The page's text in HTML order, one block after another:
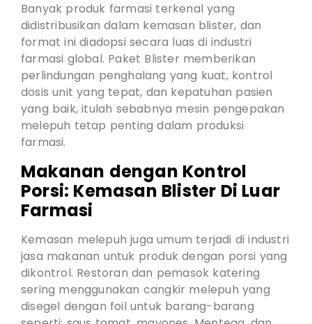
Banyak produk farmasi terkenal yang
didistribusikan dalam kemasan blister, dan
format ini diadopsi secara luas di industri
farmasi global. Paket Blister memberikan
perlindungan penghalang yang kuat, kontrol
dosis unit yang tepat, dan kepatuhan pasien
yang baik, itulah sebabnya mesin pengepakan
melepuh tetap penting dalam produksi
farmasi.
Makanan dengan Kontrol
Porsi: Kemasan Blister Di Luar
Farmasi
Kemasan melepuh juga umum terjadi di industri
jasa makanan untuk produk dengan porsi yang
dikontrol. Restoran dan pemasok katering
sering menggunakan cangkir melepuh yang
disegel dengan foil untuk barang-barang